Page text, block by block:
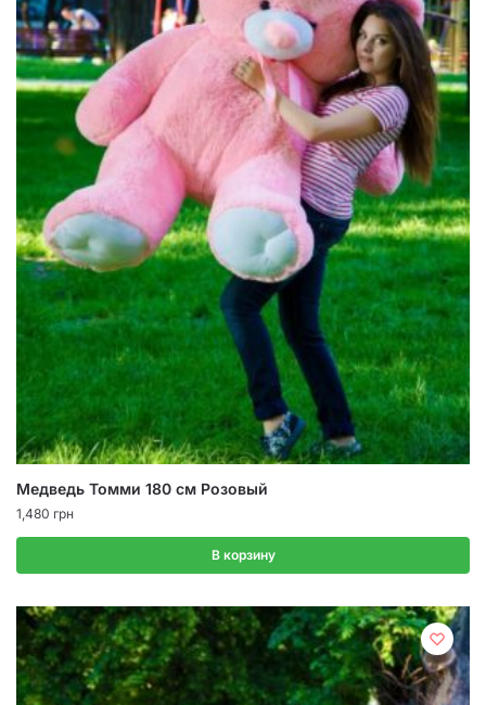
Медведь Томми 180 см Розовый
1,480 грн
В корзину